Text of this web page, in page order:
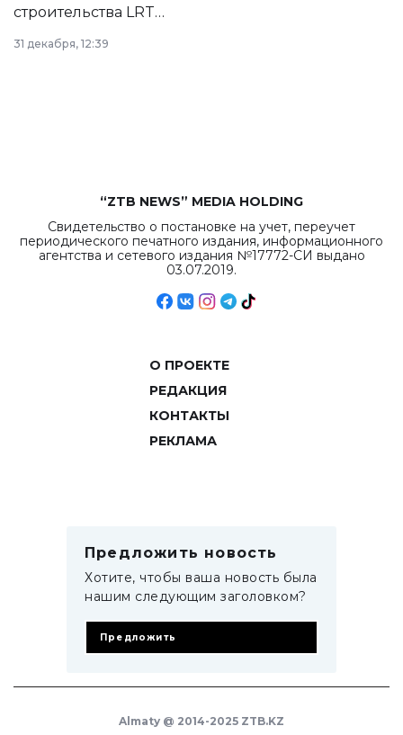
строительства LRT
в Астане из
республиканского
31 декабря, 12:39
“ZTB NEWS” MEDIA HOLDING
Свидетельство о постановке на учет, переучет
периодического печатного издания, информационного
агентства и сетевого издания №17772-СИ выдано
03.07.2019.
О ПРОЕКТЕ
РЕДАКЦИЯ
КОНТАКТЫ
РЕКЛАМА
Предложить новость
Хотите, чтобы ваша новость была
нашим следующим заголовком?
Предложить
Almaty @ 2014-2025 ZTB.KZ